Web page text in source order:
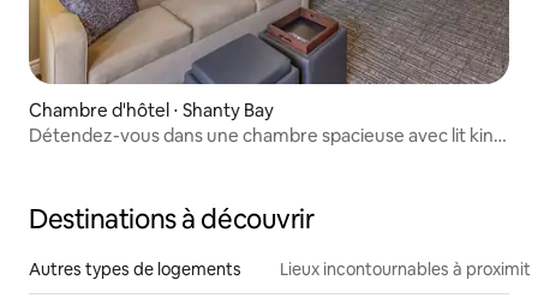
Chambre d'hôtel ⋅ Shanty Bay
Détendez-vous dans une chambre spacieuse avec lit king
Destinations à découvrir
Autres types de logements Lieux incontournables à